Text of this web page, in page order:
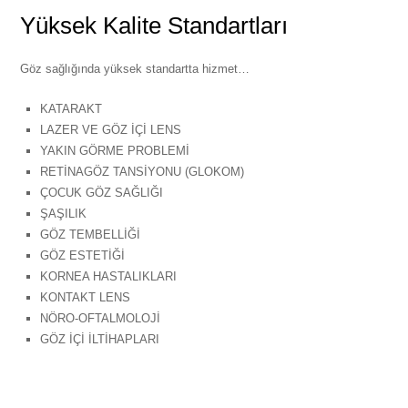
Yüksek Kalite Standartları
Göz sağlığında yüksek standartta hizmet…
KATARAKT
LAZER VE GÖZ İÇİ LENS
YAKIN GÖRME PROBLEMİ
RETİNAGÖZ TANSİYONU (GLOKOM)
ÇOCUK GÖZ SAĞLIĞI
ŞAŞILIK
GÖZ TEMBELLİĞİ
GÖZ ESTETİĞİ
KORNEA HASTALIKLARI
KONTAKT LENS
NÖRO-OFTALMOLOJİ
GÖZ İÇİ İLTİHAPLARI